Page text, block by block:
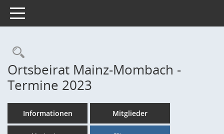
Toggle navigation
Rechercheauswahl
Ortsbeirat Mainz-Mombach -
Termine 2023
Informationen Mitglieder